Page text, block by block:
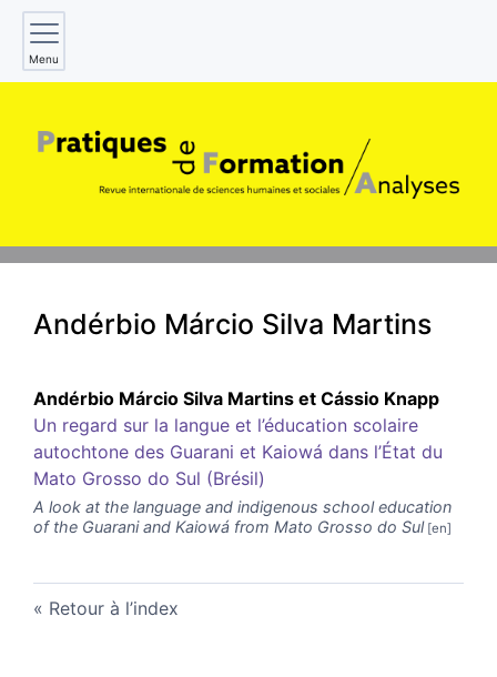
Menu
Andérbio Márcio Silva Martins
Andérbio Márcio Silva Martins et Cássio Knapp
Un regard sur la langue et l’éducation scolaire
autochtone des Guarani et Kaiowá dans l’État du
Mato Grosso do Sul (Brésil)
A look at the language and indigenous school education
of the Guarani and Kaiowá from Mato Grosso do Sul
Retour à l’index